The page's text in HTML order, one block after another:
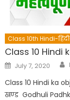
Class 10th Hindi-
Class 10 Hindi
Posted
on
July 7, 2020
Class 10 Hindi ka
खण्ड Godhuli